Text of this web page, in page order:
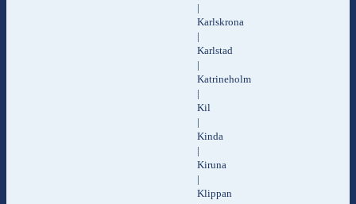
|
Karlskrona
|
Karlstad
|
Katrineholm
|
Kil
|
Kinda
|
Kiruna
|
Klippan